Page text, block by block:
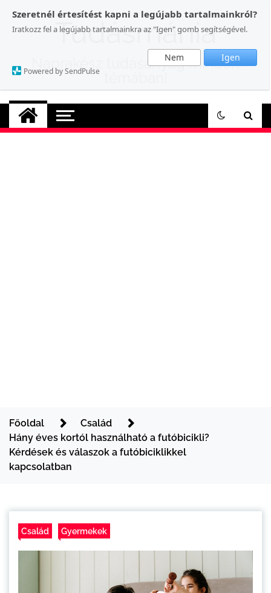
Szeretnél értesítést kapni a legújabb tartalmainkról?
Iratkozz fel a legújabb tartalmainkra az "Igen" gomb segítségével.
Nem Igen
Powered by SendPulse
content
Tudásmánia
Naprakész tudásanyag minden
Főoldal
Család
Hány éves kortól használható a futóbicikli?
Kérdések és válaszok a futóbiciklikkel
kapcsolatban
Család Gyermekek